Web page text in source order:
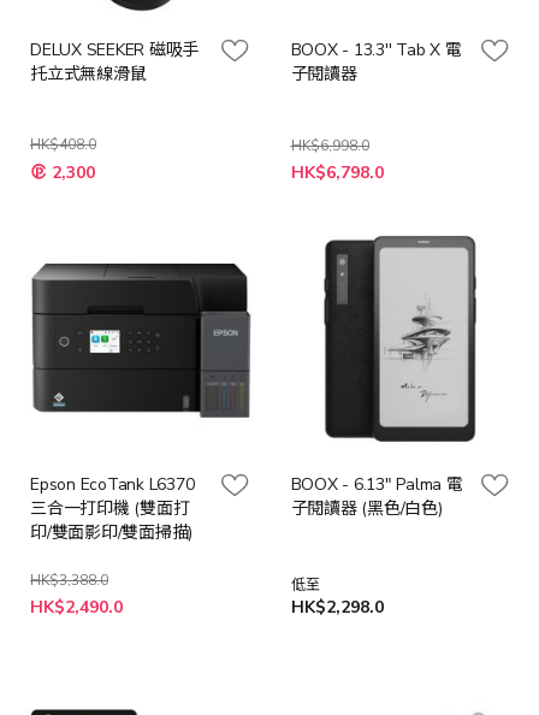
DELUX SEEKER 磁吸手
托立式無線滑鼠
HK$408.0
2,300
BOOX - 13.3'' Tab X 電
子閱讀器
HK$6,998.0
特
殊
HK$6,798.0
Epson EcoTank L6370
三合一打印機 (雙面打
印/雙面影印/雙面掃描)
HK$3,388.0
特
殊
HK$2,490.0
BOOX - 6.13" Palma 電
子閱讀器 (黑色/白色)
低至
HK$2,298.0